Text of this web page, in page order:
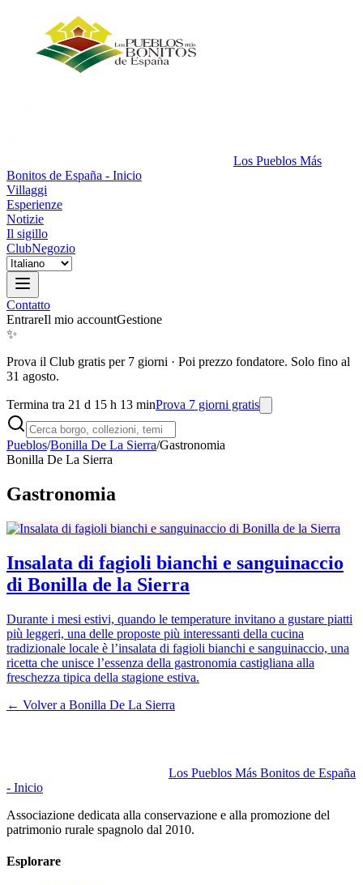
Los Pueblos Más
Bonitos de España - Inicio
Villaggi
Esperienze
Notizie
Il sigillo
ClubNegozio
Contatto
EntrareIl mio accountGestione
✨
Prova il Club gratis per 7 giorni · Poi prezzo fondatore. Solo fino al
31 agosto.
Termina tra 21 d 15 h 13 minProva 7 giorni gratis
Pueblos/Bonilla De La Sierra/Gastronomia
Bonilla De La Sierra
Gastronomia
Insalata di fagioli bianchi e sanguinaccio
di Bonilla de la Sierra
Durante i mesi estivi, quando le temperature invitano a gustare piatti
più leggeri, una delle proposte più interessanti della cucina
tradizionale locale è l’insalata di fagioli bianchi e sanguinaccio, una
ricetta che unisce l’essenza della gastronomia castigliana alla
freschezza tipica della stagione estiva.
← Volver a Bonilla De La Sierra
Los Pueblos Más Bonitos de España
- Inicio
Associazione dedicata alla conservazione e alla promozione del
patrimonio rurale spagnolo dal 2010.
Esplorare